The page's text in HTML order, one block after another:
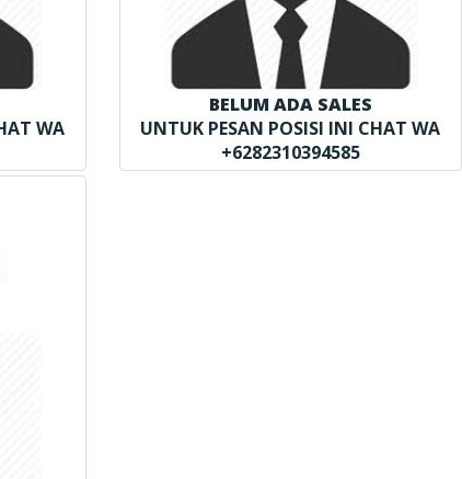
WA
BELUM ADA SALES
UNTUK PESAN POSISI INI CHAT WA
+6282310394585